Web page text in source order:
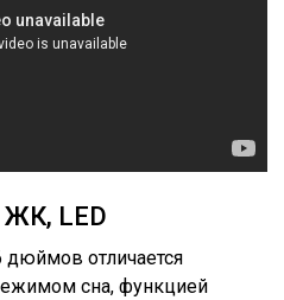
ЖК, LED
отличается
сна, функцией